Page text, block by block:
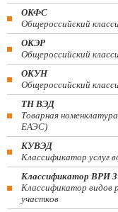
ОКФС
Общероссийский
ОКЭР
Общероссийский
ОКУН
Общероссийский
ТН ВЭД
Товарная
ЕАЭС)
КУВЭД
Классификатор услуг
Классификатор ВРИ
Классификатор видов
участков